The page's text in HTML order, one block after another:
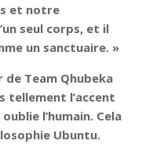
et notre
seul corps, et il
un sanctuaire. »
de Team Qhubeka
tellement l’accent
l’humain. Cela
Ubuntu.